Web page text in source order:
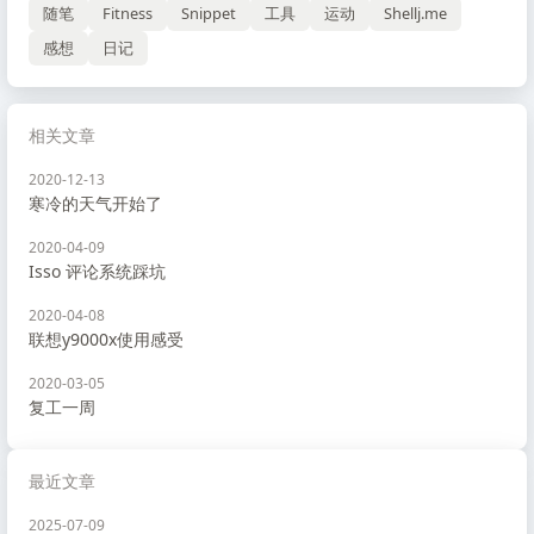
随笔
Fitness Snippet 工具 运动
Shellj.me
感想
日记
相关文章
2020-12-13
寒冷的天气开始了
2020-04-09
Isso 评论系统踩坑
2020-04-08
联想y9000x使用感受
2020-03-05
复工一周
最近文章
2025-07-09